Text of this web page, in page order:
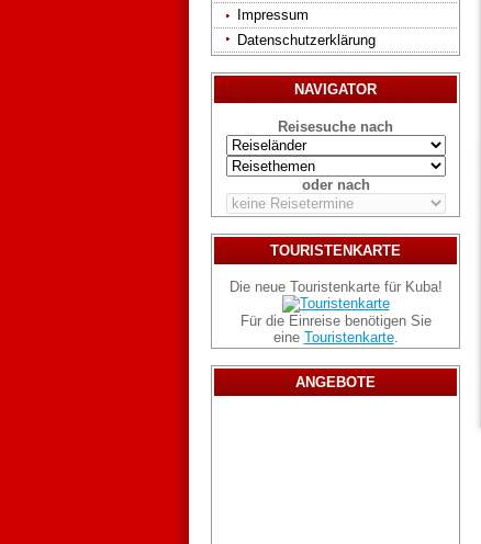
Impressum
Datenschutzerklärung
NAVIGATOR
Reisesuche nach
oder nach
TOURISTENKARTE
Die neue Touristenkarte für Kuba!
Für die Einreise benötigen Sie
eine Touristenkarte.
ANGEBOTE